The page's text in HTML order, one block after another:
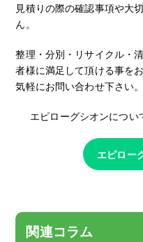
見積りの際の確認事項や大
ん。
整理・分別・リサイクル・
者様に満足して頂ける事を
気軽にお問い合わせ下さい。
エピローグシオンにつ
エピロー
関連コラム